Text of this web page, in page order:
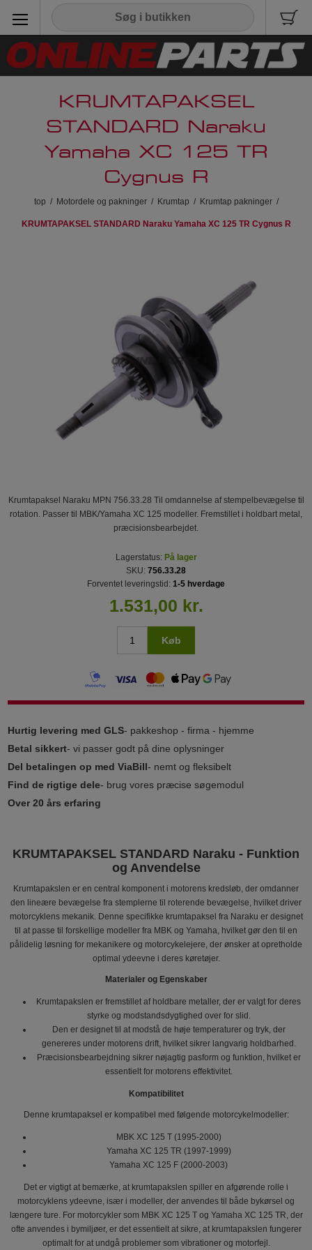
KRUMTAPAKSEL
STANDARD Naraku
Yamaha XC 125 TR
Cygnus R
top / Motordele og pakninger / Krumtap / Krumtap pakninger /
KRUMTAPAKSEL STANDARD Naraku Yamaha XC 125 TR Cygnus R
Krumtapaksel Naraku MPN 756.33.28 Til omdannelse af stempelbevægelse til
rotation. Passer til MBK/Yamaha XC 125 modeller. Fremstillet i holdbart metal,
præcisionsbearbejdet.
Lagerstatus: På lager
SKU: 756.33.28
Forventet leveringstid: 1-5 hverdage
1.531,00 kr.
Køb
Hurtig levering med GLS- pakkeshop - firma - hjemme
Betal sikkert- vi passer godt på dine oplysninger
Del betalingen op med ViaBill- nemt og fleksibelt
Find de rigtige dele- brug vores præcise søgemodul
Over 20 års erfaring
KRUMTAPAKSEL STANDARD Naraku - Funktion
og Anvendelse
Krumtapakslen er en central komponent i motorens kredsløb, der omdanner
den lineære bevægelse fra stemplerne til roterende bevægelse, hvilket driver
motorcyklens mekanik. Denne specifikke krumtapaksel fra Naraku er designet
til at passe til forskellige modeller fra MBK og Yamaha, hvilket gør den til en
pålidelig løsning for mekanikere og motorcykelejere, der ønsker at opretholde
optimal ydeevne i deres køretøjer.
Materialer og Egenskaber
Krumtapakslen er fremstillet af holdbare metaller, der er valgt for deres
styrke og modstandsdygtighed over for slid.
Den er designet til at modstå de høje temperaturer og tryk, der
genereres under motorens drift, hvilket sikrer langvarig holdbarhed.
Præcisionsbearbejdning sikrer nøjagtig pasform og funktion, hvilket er
essentielt for motorens effektivitet.
Kompatibilitet
Denne krumtapaksel er kompatibel med følgende motorcykelmodeller:
MBK XC 125 T (1995-2000)
Yamaha XC 125 TR (1997-1999)
Yamaha XC 125 F (2000-2003)
Det er vigtigt at bemærke, at krumtapakslen spiller en afgørende rolle i
motorcyklens ydeevne, især i modeller, der anvendes til både bykørsel og
længere ture. For motorcykler som MBK XC 125 T og Yamaha XC 125 TR, der
ofte anvendes i bymiljøer, er det essentielt at sikre, at krumtapakslen fungerer
optimalt for at undgå problemer som vibrationer og motorfejl.